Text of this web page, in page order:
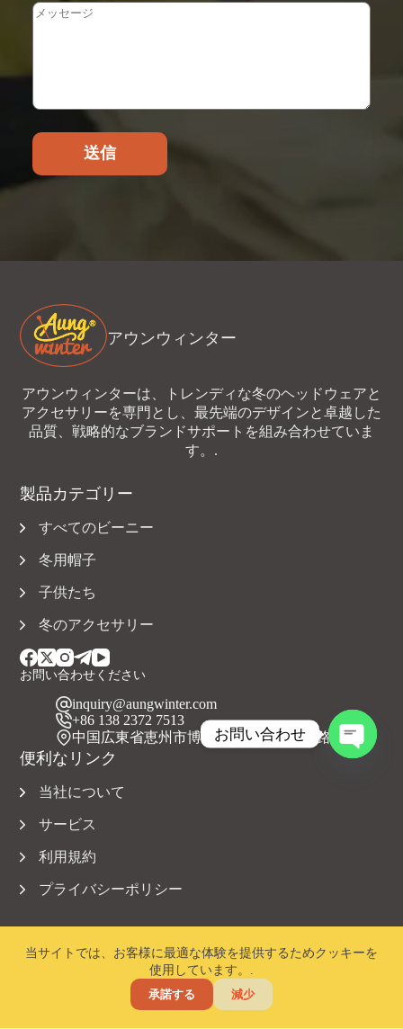
当サイトでは、お客様に最適な体験を提供するためクッキーを
使用しています。.
承諾する
減少
送信
アウンウィンター
アウンウィンターは、トレンディな冬のヘッドウェアと
アクセサリーを専門とし、最先端のデザインと卓越した
品質、戦略的なブランドサポートを組み合わせていま
す。.
お問い合わせください
inquiry@aungwinter.com
+86 138 2372 7513
中国広東省恵州市博羅県元洲鎮上興五路
便利なリンク
当社について
サービス
利用規約
プライバシーポリシー
製品カテゴリー
すべてのビーニー
冬用帽子
子供たち
冬のアクセサリー
著作権 © 2023 Aungwinter 全著作権所有。.
お問い合わせ